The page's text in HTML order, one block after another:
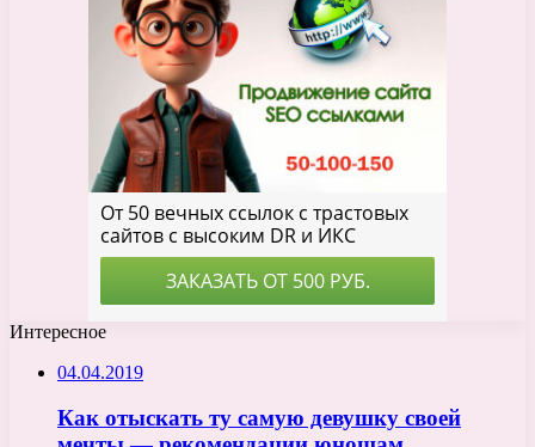
Интересное
04.04.2019
Как отыскать ту самую девушку своей